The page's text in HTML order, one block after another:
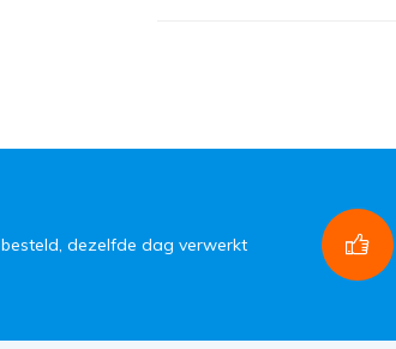
besteld, dezelfde dag verwerkt